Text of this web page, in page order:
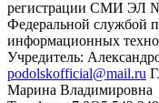
регистрации СМИ ЭЛ
Федеральной службой
информационных
Учредитель:
podolskofficial@mail.ru
Марина Владимировна